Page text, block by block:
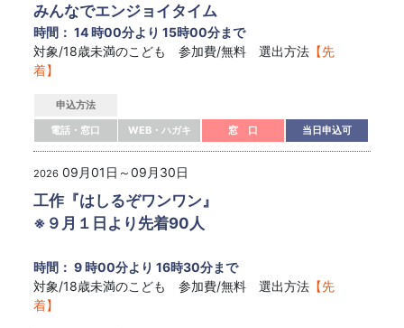
みんなでエンジョイタイム
時間： 14 時00分より 15時00分まで
対象/18歳未満のこども 参加費/無料 選出方法 【先
着】
申込方法
電話・窓口
WEB・ハガキ 窓 口 当日申込可
2026 09月01日～09月30日
工作『はしるぞワンワン』
※９月１日より先着90人
時間： 9 時00分より 16時30分まで
対象/18歳未満のこども 参加費/無料 選出方法 【先
着】